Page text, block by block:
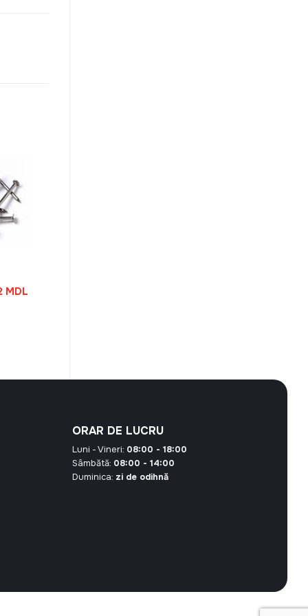
MDLPrețul
ORAR DE LUCRU
Luni - Vineri: 08:00 - 18:00
Sâmbătă: 08:00 - 14:00
Duminica: zi de odihnă